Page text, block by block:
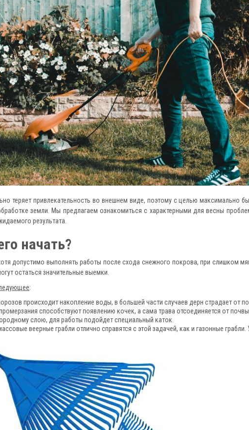
теряет привлекательность во внешнем виде, поэтому с целью максимально
земли. Мы предлагаем ознакомиться с характерными для весны
результата.
начать?
допустимо выполнять работы после схода снежного покрова, при слишком
остаться значительные выемки.
:
происходит накопление воды, в большей части случаев дерн страдает от
способствуют появлению кочек, а сама трава отсоединяется от
слою, для работы подойдет специальный каток.
веерные грабли отлично справятся с этой задачей, как и газонные